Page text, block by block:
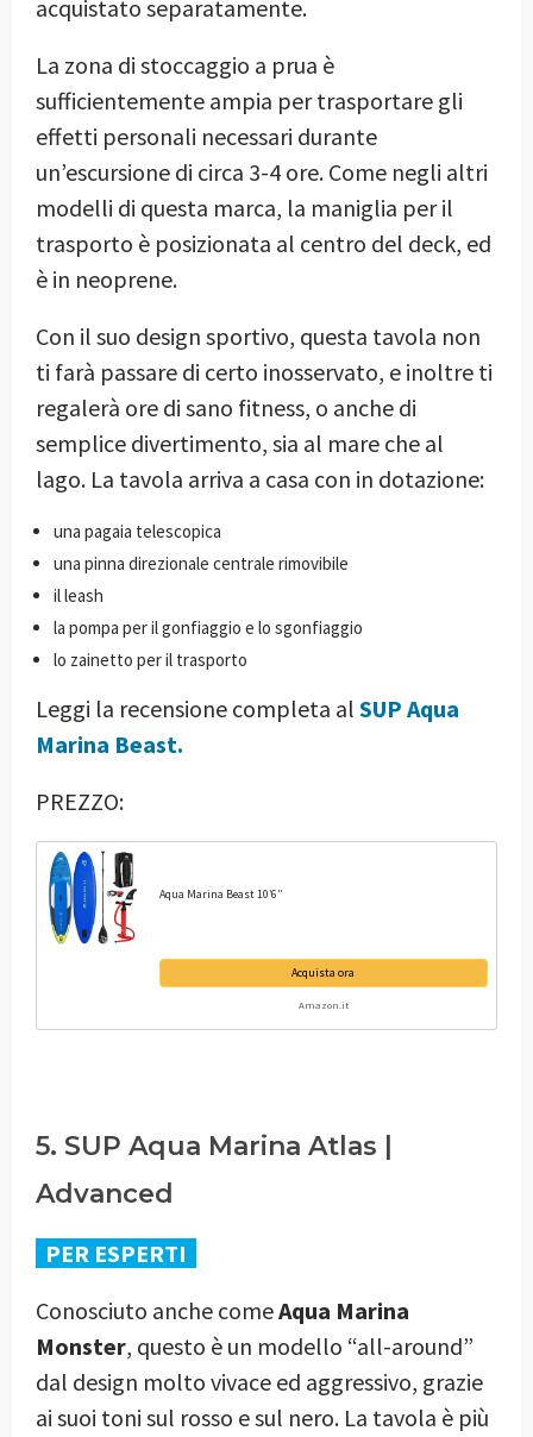
acquistato separatamente.
La zona di stoccaggio a prua è
sufficientemente ampia per trasportare gli
effetti personali necessari durante
un’escursione di circa 3-4 ore. Come negli altri
modelli di questa marca, la maniglia per il
trasporto è posizionata al centro del deck, ed
è in neoprene.
Con il suo design sportivo, questa tavola non
ti farà passare di certo inosservato, e inoltre ti
regalerà ore di sano fitness, o anche di
semplice divertimento, sia al mare che al
lago. La tavola arriva a casa con in dotazione:
una pagaia telescopica
una pinna direzionale centrale rimovibile
il leash
la pompa per il gonfiaggio e lo sgonfiaggio
lo zainetto per il trasporto
Leggi la recensione completa al SUP Aqua
Marina Beast.
PREZZO:
Aqua Marina Beast 10’6”
Acquista ora
Amazon.it
5. SUP Aqua Marina Atlas |
Advanced
PER ESPERTI
Conosciuto anche comeAqua Marina
Monster, questo è un modello “all-around”
dal design molto vivace ed aggressivo, grazie
ai suoi toni sul rosso e sul nero. La tavola è più